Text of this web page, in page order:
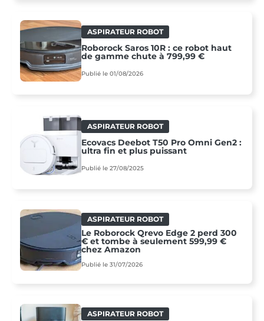
ASPIRATEUR ROBOT
Roborock Saros 10R : ce robot haut
de gamme chute à 799,99 €
Publié le 01/08/2026
ASPIRATEUR ROBOT
Ecovacs Deebot T50 Pro Omni Gen2 :
ultra fin et plus puissant
Publié le 27/08/2025
ASPIRATEUR ROBOT
Le Roborock Qrevo Edge 2 perd 300
€ et tombe à seulement 599,99 €
chez Amazon
Publié le 31/07/2026
ASPIRATEUR ROBOT